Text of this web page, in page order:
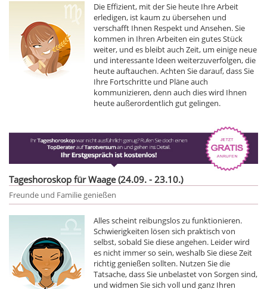
Die Effizient, mit der Sie heute Ihre Arbeit
erledigen, ist kaum zu übersehen und
verschafft Ihnen Respekt und Ansehen. Sie
kommen in Ihren Arbeiten ein gutes Stück
weiter, und es bleibt auch Zeit, um einige neue
und interessante Ideen weiterzuverfolgen, die
heute auftauchen. Achten Sie darauf, dass Sie
Ihre Fortschritte und Pläne auch
kommunizieren, denn auch dies wird Ihnen
heute außerordentlich gut gelingen.
Tageshoroskop für Waage (24.09. - 23.10.)
Freunde und Familie genießen
Alles scheint reibungslos zu funktionieren.
Schwierigkeiten lösen sich praktisch von
selbst, sobald Sie diese angehen. Leider wird
es nicht immer so sein, weshalb Sie diese Zeit
richtig genießen sollten. Nutzen Sie die
Tatsache, dass Sie unbelastet von Sorgen sind,
und widmen Sie sich voll und ganz Ihren